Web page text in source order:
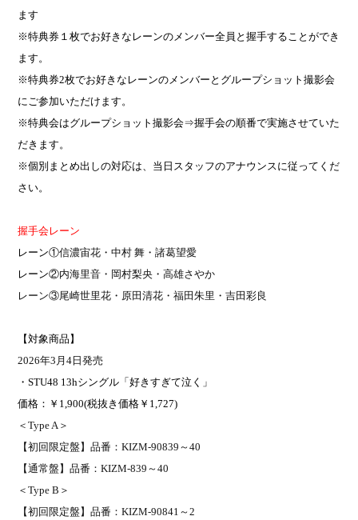
ます
※特典券１枚でお好きなレーンのメンバー全員と握手することができ
ます。
※特典券2枚でお好きなレーンのメンバーとグループショット撮影会
にご参加いただけます。
※特典会はグループショット撮影会⇒握手会の順番で実施させていた
だきます。
※個別まとめ出しの対応は、当日スタッフのアナウンスに従ってくだ
さい。
握手会レーン
レーン①信濃宙花・中村 舞・諸葛望愛
レーン②内海里音・岡村梨央・高雄さやか
レーン③尾崎世里花・原田清花・福田朱里・吉田彩良
【対象商品】
2026年3 月4 日発売
・STU48 13hシングル「好きすぎて泣く」
価格：￥ 1,900(税抜き価格￥ 1,727)
＜Type A ＞
【初回限定盤】品番：KIZM-90839 ～40
【通常盤】品番：KIZM-839 ～40
＜Type B ＞
【初回限定盤】品番：KIZM-90841 ～2